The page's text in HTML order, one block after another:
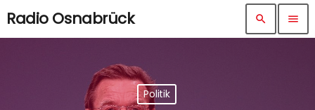
Radio Osnabrück search menu
Politik